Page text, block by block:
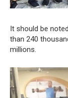
It should be
than 240
millions.